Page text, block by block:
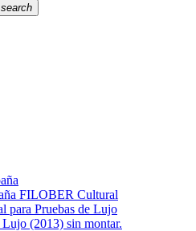
search
FILOBER Cultural
para Pruebas de Lujo
(2013) sin montar.